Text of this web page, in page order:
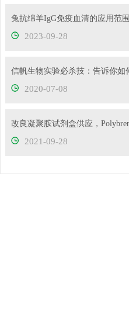
兔抗绵羊IgG免疫血清的应用范围
2023-09-28
2020-07-08
2021-09-28